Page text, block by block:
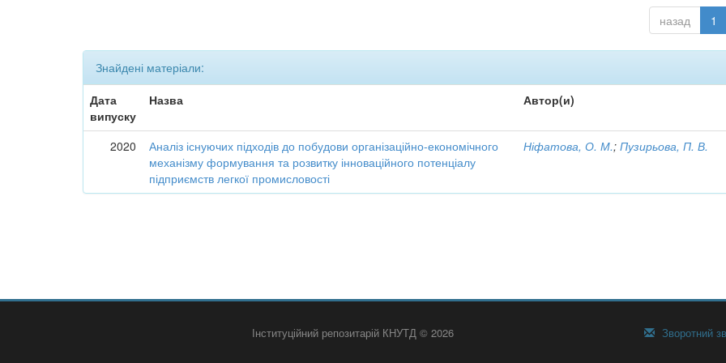
назад 1
Знайдені матеріали:
Дата
випуску
Назва Автор(и)
2020
Аналіз існуючих підходів до побудови організаційно-економічного
механізму формування та розвитку інноваційного потенціалу
підприємств легкої промисловості
Ніфатова, О. М.;Пузирьова, П. В.
Інституційний репозитарій КНУТД © 2026 Зворотний